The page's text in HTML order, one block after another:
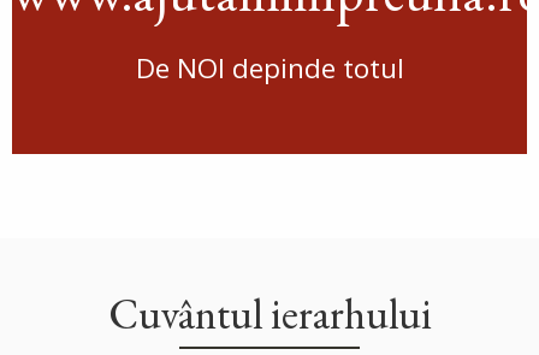
De NOI depinde totul
Cuvântul ierarhului